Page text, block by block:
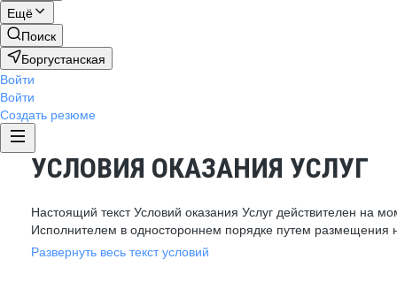
Ещё
Поиск
Боргустанская
Войти
Войти
Создать резюме
УСЛОВИЯ ОКАЗАНИЯ УСЛУГ
Настоящий текст Условий оказания Услуг действителен на
Исполнителем в одностороннем порядке путем размещения
Развернуть весь текст условий